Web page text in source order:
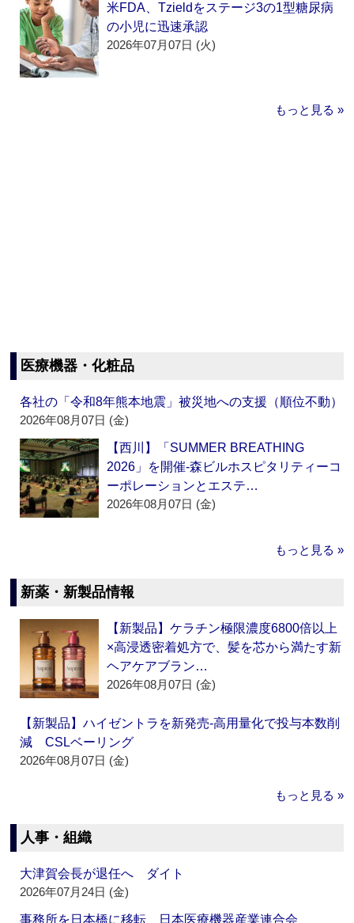
米FDA、Tzieldをステージ3の1型糖尿病
の小児に迅速承認
2026年07月07日 (火)
もっと見る »
医療機器・化粧品
各社の「令和8年熊本地震」被災地への支援（順位不動）
2026年08月07日 (金)
【西川】「SUMMER BREATHING
2026」を開催‐森ビルホスピタリティーコ
ーポレーションとエステ…
2026年08月07日 (金)
もっと見る »
新薬・新製品情報
【新製品】ケラチン極限濃度6800倍以上
×高浸透密着処方で、髪を芯から満たす新
ヘアケアブラン…
2026年08月07日 (金)
【新製品】ハイゼントラを新発売‐高用量化で投与本数削
減 CSLベーリング
2026年08月07日 (金)
もっと見る »
人事・組織
大津賀会長が退任へ ダイト
2026年07月24日 (金)
事務所を日本橋に移転 日本医療機器産業連合会